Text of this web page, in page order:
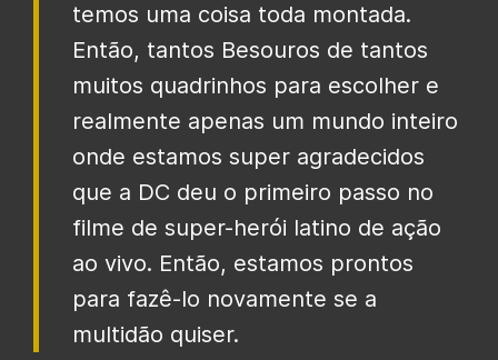
temos uma coisa toda montada.
Então, tantos Besouros de tantos
muitos quadrinhos para escolher e
realmente apenas um mundo inteiro
onde estamos super agradecidos
que a DC deu o primeiro passo no
filme de super-herói latino de ação
ao vivo. Então, estamos prontos
para fazê-lo novamente se a
multidão quiser.